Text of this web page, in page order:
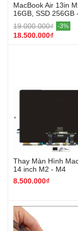
MacBook Air 13in
16GB, SSD 256GB
19.000.000₫ -3%
18.500.000₫
Thay Màn Hình
14 inch M2 - M4
8.500.000₫